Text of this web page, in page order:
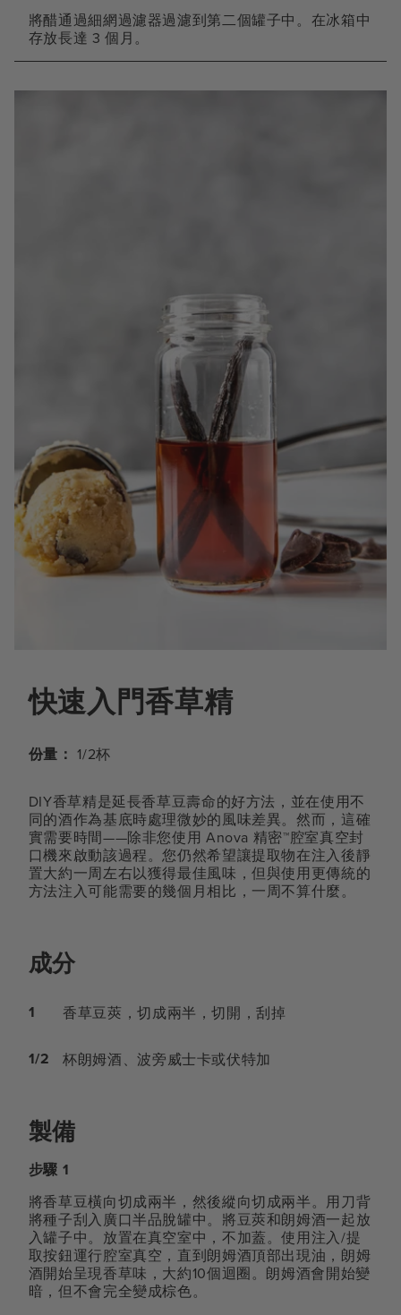
將醋通過細網過濾器過濾到第二個罐子中。在冰箱中
存放長達 3 個月。
快速入門香草精
份量： 1/2杯
DIY香草精是延長香草豆壽命的好方法，並在使用不
同的酒作為基底時處理微妙的風味差異。然而，這確
實需要時間——除非您使用 Anova 精密™腔室真空封
口機來啟動該過程。您仍然希望讓提取物在注入後靜
置大約一周左右以獲得最佳風味，但與使用更傳統的
方法注入可能需要的幾個月相比，一周不算什麼。
成分
1 香草豆莢，切成兩半，切開，刮掉
1/2 杯朗姆酒、波旁威士卡或伏特加
製備
步驟 1
將香草豆橫向切成兩半，然後縱向切成兩半。用刀背
將種子刮入廣口半品脫罐中。將豆莢和朗姆酒一起放
入罐子中。放置在真空室中，不加蓋。使用注入/提
取按鈕運行腔室真空，直到朗姆酒頂部出現油，朗姆
酒開始呈現香草味，大約10個迴圈。朗姆酒會開始變
暗，但不會完全變成棕色。